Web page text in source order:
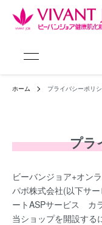
ホーム プライバシーポリ
プラ
ビーバンジョア+オン
パボ株式会社(以下サ
ートASPサービス カ
当ショップを開設する